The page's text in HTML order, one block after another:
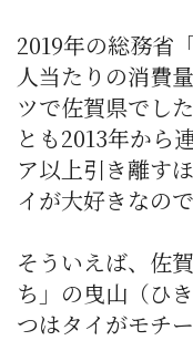
2019年の総務省
人当たりの消費
ツで佐賀県でし
とも2013年から
ア以上引き離す
イが大好きなの
そういえば、佐
ち」の曳山（ひ
つはタイがモチ